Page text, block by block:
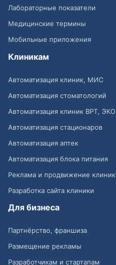
Лабораторные показатели
Медицинские термины
Мобильные приложения
Клиникам
Автоматизация клиник, МИС
Автоматизация стоматологий
Автоматизация клиник ВРТ, ЭКО
Автоматизация стационаров
Автоматизация аптек
Автоматизация блока питания
Реклама и продвижение клиник
Разработка сайта клиники
Для бизнеса
Партнёрство, франшиза
Размещение рекламы
Разработчикам и стартапам